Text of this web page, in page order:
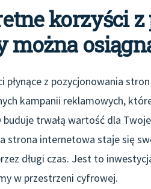
korzyści
płynące z pozycjonowania
kampanii reklamowych,
buduje trwałą wartość dla
strona internetowa staje się
długi czas. Jest to
w przestrzeni cyfrowej.